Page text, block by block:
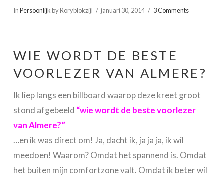
InPersoonlijk by Roryblokzijl januari 30, 2014 3 Comments
WIE WORDT DE BESTE
VOORLEZER VAN ALMERE?
Ik liep langs een billboard waarop deze kreet groot
stond afgebeeld “wie wordt de beste voorlezer
van Almere?”
…en ik was direct om! Ja, dacht ik, ja ja ja, ik wil
meedoen! Waarom? Omdat het spannend is. Omdat
het buiten mijn comfortzone valt. Omdat ik beter wil